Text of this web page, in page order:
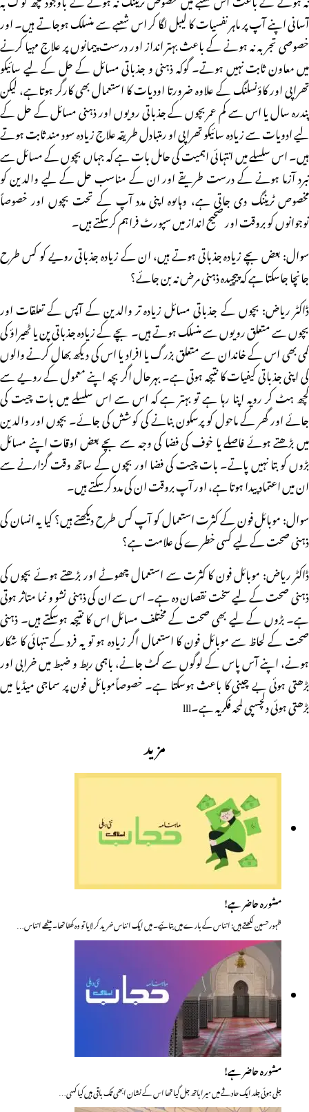
آسانی اپنے آپ پر ماہر نفسیات کا لیبل لگا کر اس شعبے سے منسلک ہوجاتے ہیں۔ اور
خصوصی تجربہ نہ ہونے کے باعث بہتر انداز اور درست پیمانوں پر علاج مہیا کرنے
میں معاون ثابت نہیں ہوتے۔ گوکہ ذہنی و جذباتی مسائل کے حل کے لیے سائیکو
تھراپی اور کاؤنسلنگ کے علاوہ ضرورتا اودیات کا استعمال بھی کارگر ہوتاہے، لیکن
پندرہ سال یا اس سے کم عمربچوں کے جذباتی رویوں اور ذہنی مسائل کے حل کے
لیے ادویات سے زیادہ سائیکو تھراپی او رمتبادل طریقہ علاج زیادہ سود مند ثابت ہوتے
ہیں۔ اس سلسلے میں انتہائی اہمیت کی حامل بات ہے کہ جہاں بچوں کے مسائل سے
نبرد آزما ہونے کے درست طریقے اور ان کے مناسب حل کے لیے والدین کو
مخصوص ٹریننگ دی جاتی ہے، وہاںوہ اپنی مدد آپ کے تحت بچوں اور خصوصاً
نوجوانوں کو بروقت اور صحیح انداز میں سپورٹ فراہم کرسکتے ہیں۔
سوال: بعض بچے زیادہ جذباتی ہوتے ہیں، ان کے زیادہ جذباتی رویے کو کس طرح
جانچا جاسکتا ہے کہ پیچیدہ ذہنی مرض نہ بن جائے؟
ڈاکٹر ریاض: بچوں کے جذباتی مسائل زیادہ تر والدین کے آپس کے تعلقات اور
بچوں سے متعلق رویوں سے منسلک ہوتے ہیں۔ بچے کے زیادہ جذباتی پن یا ٹھیراؤ کی
کمی بھی اس کے خاندان سے متعلق بزرگ یا افراد یا اس کی دیکھ بھال کرنے والوں
کی اپنی جذباتی کیفیات کا نتیجہ ہوتی ہے۔ بہرحال اگر بچہ اپنے معمول کے رویے سے
کچھ ہٹ کر رویہ اپنا رہا ہے تو بہتر ہے کہ اس سے اس سلسلے میں بات چیت کی
جائے اور گھر کے ماحول کو پرسکون بنانے کی کوشش کی جائے۔ بچوں اور والدین
میں بڑھتے ہوئے فاصلے یا خوف کی فضا کی وجہ سے بچے بعض اوقات اپنے مسائل
بڑوں کو بتا نہیں پاتے۔ بات چیت کی فضا اور بچوں کے ساتھ وقت گزارنے سے
ان میں اعتماد پیدا ہوتا ہے، اور آپ بروقت ان کی مدد کرسکتے ہیں۔
سوال: موبائل فون کے کثرت استعمال کو آپ کس طرح دیکھتے ہیں؟ کیا یہ انسان کی
ذہنی صحت کے لیے کسی خطرے کی علامت ہے؟
ڈاکٹر ریاض: موبائل فون کا کثرت سے استعمال چھوٹے اور بڑھتے ہوئے بچوں کی
ذہنی صحت کے لیے سخت نقصان دہ ہے۔ اس سے ان کی ذہنی نشو و نما متاثر ہوتی
ہے۔ بڑوں کے لیے بھی صحت کے مختلف مسائل اس کا نتیجہ ہوسکتے ہیں۔ ذہنی
صحت کے لحاظ سے موبائل فون کا استعمال اگر زیادہ ہو تو یہ فرد کے تنہائی کا شکار
ہونے، اپنے آس پاس کے لوگوں سے کٹ جانے، باہمی ربط و ضبط میں خرابی اور
بڑھتی ہوئی بے چینی کا باعث ہوسکتا ہے۔ خصوصاًموبائل فون پر سماجی میڈیا میں
بڑھتی ہوئی دلچسپی لمحہ فکریہ ہے۔lll
مزید
مشورہ حاضر ہے!
ظہورحسین لکھتے ہیں: انناس کے بارے میں بتائیے۔ میں ایک انناس خرید کر لایا تو وہ کھٹا تھا۔ میٹھے انناس…
مشورہ حاضر ہے!
جلی ہوئی جلد ایک حادثے میں میرا ہاتھ جل گیا تھا اس کے نشان ابھی تک باقی ہیں کیا کسی…